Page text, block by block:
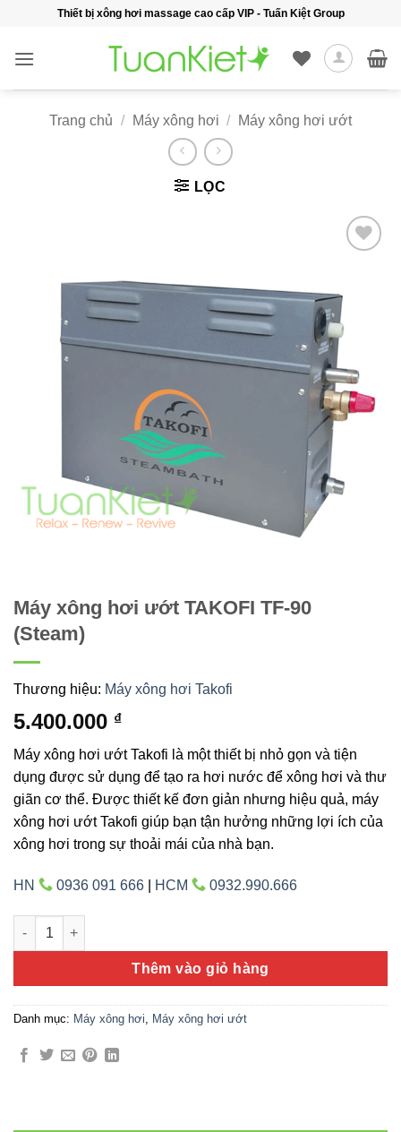
nội
Thiết bị xông hơi massage cao cấp VIP - Tuấn Kiệt Group
Trang chủ / Máy xông hơi / Máy xông hơi ướt
LỌC
Máy xông hơi ướt TAKOFI TF-90
(Steam)
Thương hiệu: Máy xông hơi Takofi
5.400.000 ₫
Máy xông hơi ướt Takofi là một thiết bị nhỏ gọn và tiện
dụng được sử dụng để tạo ra hơi nước để xông hơi và thư
giãn cơ thể. Được thiết kế đơn giản nhưng hiệu quả, máy
xông hơi ướt Takofi giúp bạn tận hưởng những lợi ích của
xông hơi trong sự thoải mái của nhà bạn.
HN 0936 091 666 HCM 0932.990.666
Máy xông hơi ướt TAKOFI TF-90 (Steam) số lượng
Thêm vào giỏ hàng
Danh mục: Máy xông hơi Máy xông hơi ướt